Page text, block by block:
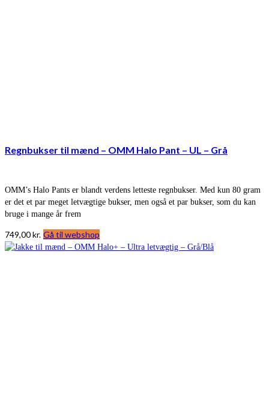
Regnbukser til mænd – OMM Halo Pant – UL – Grå
OMM’s Halo Pants er blandt verdens letteste regnbukser. Med kun 80 gram
er det et par meget letvægtige bukser, men også et par bukser, som du kan
bruge i mange år frem
749,00kr. Gå til webshop